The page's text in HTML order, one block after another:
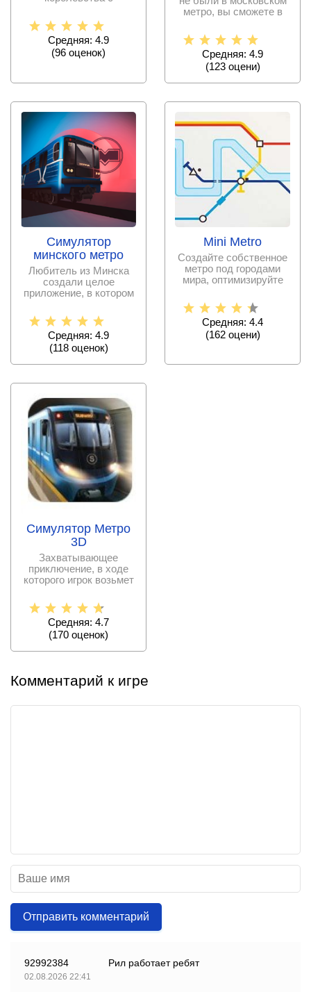
экономической
стратегии, где нужно
Средняя: 4.9
(96 оценок)
метро, вы сможете в
оказаться
Средняя: 4.9
(123оцени)
Симулятор
минского метро
Любитель из Минска
создали целое
приложение, в котором
дистанционно
Средняя: 4.9
(118оценок)
Mini Metro
Создайте собственное
метро под городами
мира, оптимизируйте
Средняя: 4.4
(162оцени)
Симулятор Метро
3D
Захватывающее
приключение, в ходе
которого игрок возьмет
Средняя: 4.7
(170 оценок)
Комментарий к игре
Отправить комментарий
92992384
02.08.2026 22:41
Рил работает ребят